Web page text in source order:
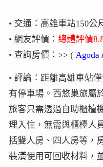
• 交通：高雄車站150公
• 網友評價： 總體評價
• 查詢房價 ：>>( Agoda
• 評論：距離高雄車站
有停車場。西悠巢旅屬
旅客只需透過自助櫃檯
理入住，無需與櫃檯人
括雙人房、四人房等，
裝潢使用可回收材料，